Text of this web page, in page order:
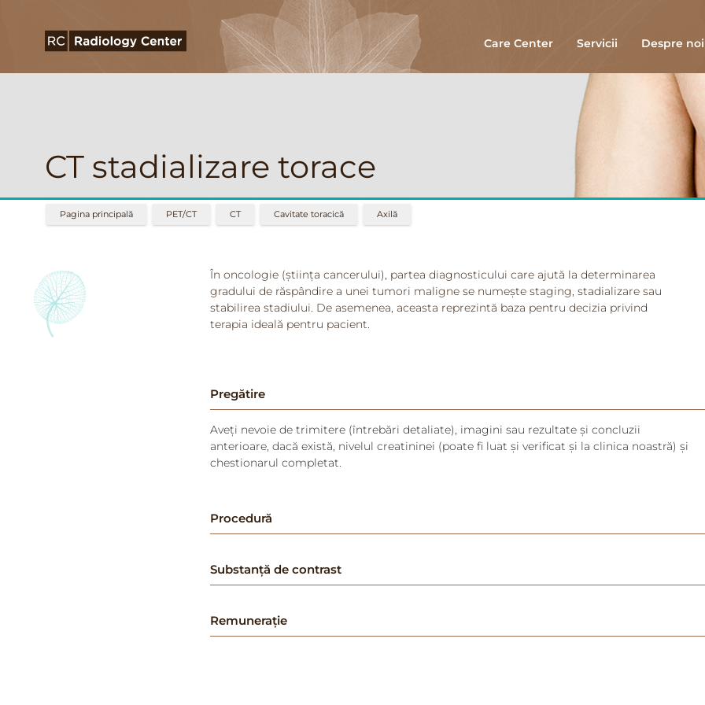
Care Center Servicii Despre noi
CT stadializare torace
Pagina principală PET/CT CT Cavitate toracică Axilă
În oncologie (știința cancerului), partea diagnosticului care ajută la determinarea
gradului de răspândire a unei tumori maligne se numește staging, stadializare sau
stabilirea stadiului. De asemenea, aceasta reprezintă baza pentru decizia privind
terapia ideală pentru pacient.
Pregătire
Aveți nevoie de trimitere (întrebări detaliate), imagini sau rezultate și concluzii
anterioare, dacă există, nivelul creatininei (poate fi luat și verificat și la clinica noastră) și
chestionarul completat.
Procedură
Substanță de contrast
Remunerație